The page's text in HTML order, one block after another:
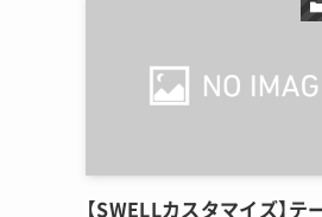
【SWELLカスタマイズ】テ